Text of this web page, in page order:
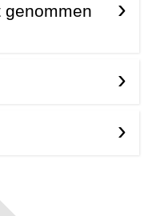
genommen